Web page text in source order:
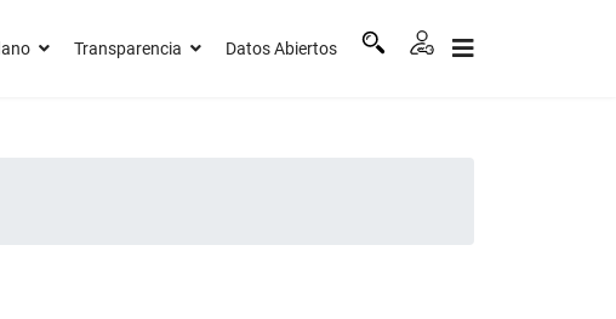
Transparencia Datos Abiertos